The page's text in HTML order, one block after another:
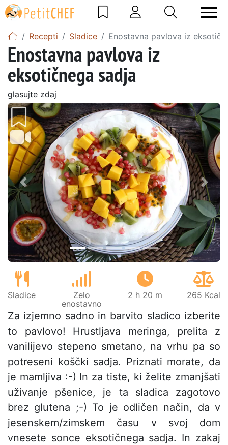
Recepti Sladice Enostavna pavlova iz
Enostavna pavlova iz
eksotičnega sadja
glasujte zdaj
Prejšnji
Sladice
Zelo
enostavno
2 h 20 m 265 Kcal
Za izjemno sadno in barvito sladico izberite
to pavlovo! Hrustljava meringa, prelita z
vanilijevo stepeno smetano, na vrhu pa so
potreseni koščki sadja. Priznati morate, da
je mamljiva :-) In za tiste, ki želite zmanjšati
uživanje pšenice, je ta sladica zagotovo
brez glutena ;-) To je odličen način, da v
jesenskem/zimskem času v svoj dom
vnesete sonce eksotičnega sadja. In zakaj